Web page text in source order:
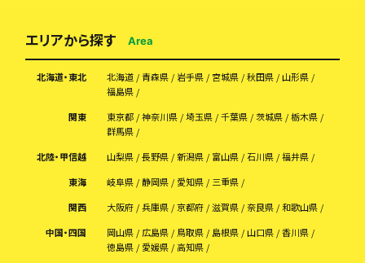
エリアから探す Area
北海道・東北 北海道 青森県 岩手県 宮城県 秋田県
山形県
福島県
関東
東京都 神奈川県 埼玉県 千葉県 茨城県
栃木県
群馬県
北陸・甲信越
山梨県 長野県 新潟県 富山県 石川県
福井県
東海
岐阜県 静岡県 愛知県
三重県
関西
大阪府 兵庫県 京都府 滋賀県 奈良県
和歌山県
中国・四国
岡山県 広島県 鳥取県 島根県 山口県
香川県
徳島県
愛媛県
高知県